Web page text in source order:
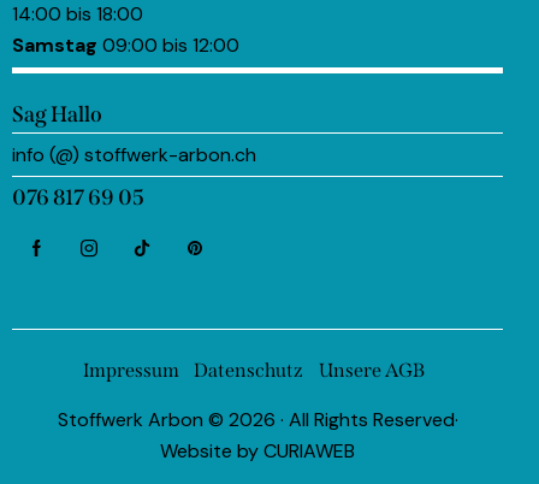
14:00 bis 18:00
Samstag 09:00 bis 12:00
Sag Hallo
info (@) stoffwerk-arbon.ch
076 817 69 05
Impressum Datenschutz Unsere AGB
Stoffwerk Arbon © 2026 · All Rights Reserved·
Website byCURIAWEB